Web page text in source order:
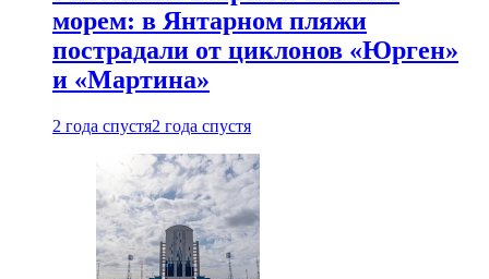
морем: в Янтарном пляжи
пострадали от циклонов «Юрген»
и «Мартина»
2 года спустя2 года спустя